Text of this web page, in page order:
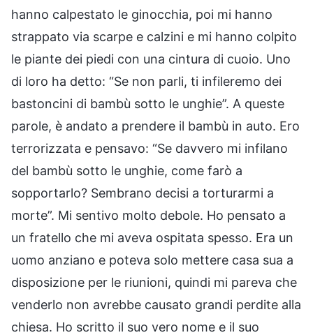
hanno calpestato le ginocchia, poi mi hanno
strappato via scarpe e calzini e mi hanno colpito
le piante dei piedi con una cintura di cuoio. Uno
di loro ha detto: “Se non parli, ti infileremo dei
bastoncini di bambù sotto le unghie”. A queste
parole, è andato a prendere il bambù in auto. Ero
terrorizzata e pensavo: “Se davvero mi infilano
del bambù sotto le unghie, come farò a
sopportarlo? Sembrano decisi a torturarmi a
morte”. Mi sentivo molto debole. Ho pensato a
un fratello che mi aveva ospitata spesso. Era un
uomo anziano e poteva solo mettere casa sua a
disposizione per le riunioni, quindi mi pareva che
venderlo non avrebbe causato grandi perdite alla
chiesa. Ho scritto il suo vero nome e il suo